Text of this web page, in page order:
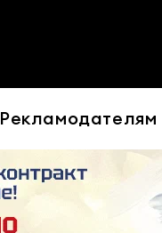
Рекламодателям